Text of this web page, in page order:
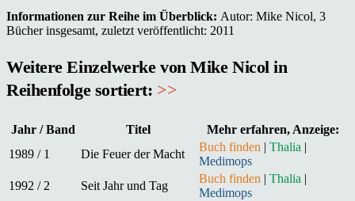
Informationen zur Reihe im Überblick: Autor: Mike Nicol, 3
Bücher insgesamt, zuletzt veröffentlicht: 2011
Weitere Einzelwerke von Mike Nicol in
Reihenfolge sortiert: >>
Jahr / Band Titel
Mehr erfahren, Anzeige:
1989 / 1
Die Feuer der Macht
Buch finden | Thalia |
Medimops
1992 / 2
Seit Jahr und Tag
Buch finden | Thalia |
Medimops